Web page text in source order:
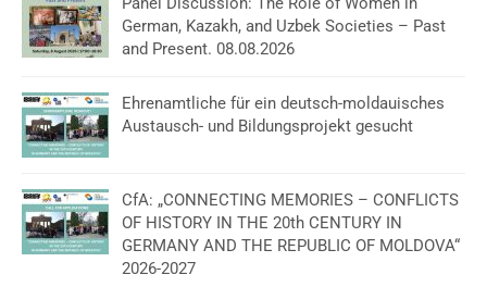
German, Kazakh, and Uzbek Societies – Past
and Present. 08.08.2026
Ehrenamtliche für ein deutsch-moldauisches
Austausch- und Bildungsprojekt gesucht
CfA: „CONNECTING MEMORIES – CONFLICTS
OF HISTORY IN THE 20th CENTURY IN
GERMANY AND THE REPUBLIC OF MOLDOVA“
2026-2027